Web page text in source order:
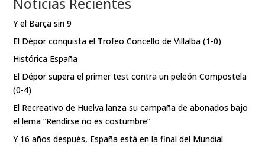
Y el Barça sin 9
El Dépor conquista el Trofeo Concello de Villalba (1-0)
Histórica España
El Dépor supera el primer test contra un peleón Compostela
(0-4)
El Recreativo de Huelva lanza su campaña de abonados bajo
el lema “Rendirse no es costumbre”
Y 16 años después, España está en la final del Mundial